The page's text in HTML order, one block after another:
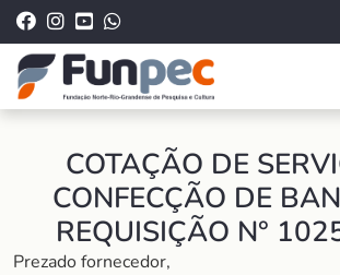
COTAÇÃO DE
CONFECÇÃO DE
REQUISIÇÃO N°
Prezado fornecedor,